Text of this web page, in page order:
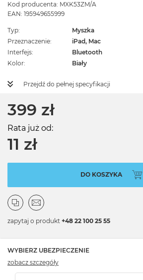
Kod producenta: MXK53ZM/A
EAN: 195949655999
Typ
Myszka
Przeznaczenie
iPad, Mac
Interfejs
Bluetooth
Kolor
Biały
Przejdź do pełnej specyfikacji
399 zł
Rata już od:
11 zł
DO KOSZYKA
zapytaj o produkt +48 22 100 25 55
WYBIERZ UBEZPIECZENIE
zobacz szczegóły